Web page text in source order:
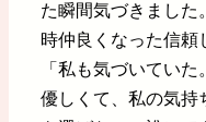
た瞬間気づきました
時仲良くなった信頼
「私も気づいてい
優しくて、私の気持